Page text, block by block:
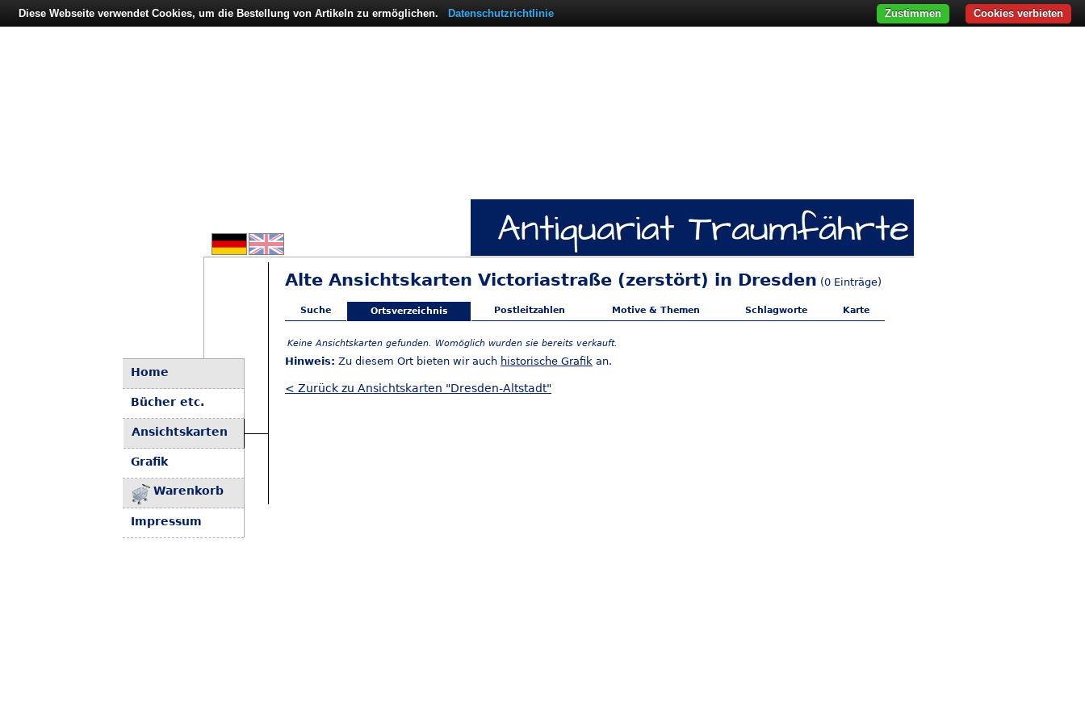
Home
Bücher etc.
Ansichtskarten
Grafik
Warenkorb
Impressum
Alte Ansichtskarten Victoriastraße (zerstört) in Dresden (0 Einträge)
Suche Ortsverzeichnis Postleitzahlen Motive & Themen Schlagworte Karte
Keine Ansichtskarten gefunden. Womöglich wurden sie bereits verkauft.
Hinweis: Zu diesem Ort bieten wir auch historische Grafik an.
< Zurück zu Ansichtskarten "Dresden-Altstadt"
Diese Webseite verwendet Cookies, um die Bestellung von Artikeln zu ermöglichen. Datenschutzrichtlinie Cookies verbieten
Zustimmen